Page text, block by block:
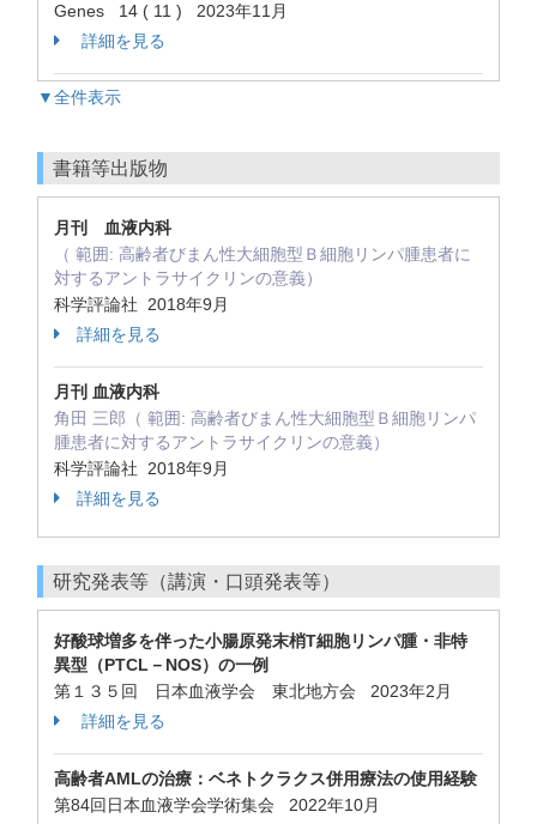
Genes 14 ( 11 ) 2023年11月
詳細を見る
▼全件表示
書籍等出版物
月刊 血液内科
（ 範囲: 高齢者びまん性大細胞型Ｂ細胞リンパ腫患者に
対するアントラサイクリンの意義）
科学評論社 2018年9月
詳細を見る
月刊 血液内科
角田 三郎（ 範囲: 高齢者びまん性大細胞型Ｂ細胞リンパ
腫患者に対するアントラサイクリンの意義）
科学評論社 2018年9月
詳細を見る
研究発表等（講演・口頭発表等）
好酸球増多を伴った小腸原発末梢T細胞リンパ腫・非特
異型（PTCL－NOS）の一例
第１３５回 日本血液学会 東北地方会 2023年2月
詳細を見る
高齢者AMLの治療：ベネトクラクス併用療法の使用経験
第84回日本血液学会学術集会 2022年10月